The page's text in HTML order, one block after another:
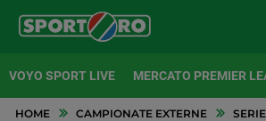
VOYO SPORT LIVE MERCATO PREMIER
HOME CAMPIONATE EXTERNE